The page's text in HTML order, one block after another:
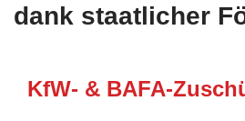
dank staatlicher
KfW- & BAFA-